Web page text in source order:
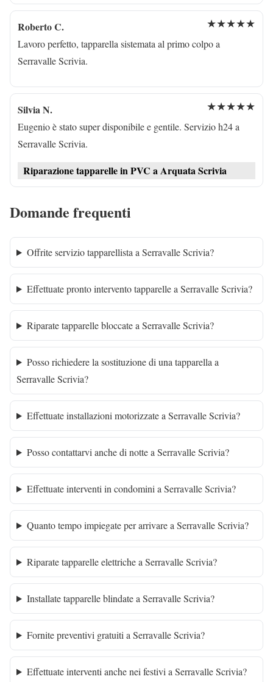
Roberto C. ★★★★★
Lavoro perfetto, tapparella sistemata al primo colpo a
Serravalle Scrivia.
Silvia N. ★★★★★
Eugenio è stato super disponibile e gentile. Servizio h24 a
Serravalle Scrivia.
Riparazione tapparelle in PVC a Arquata Scrivia
Domande frequenti
Offrite servizio tapparellista a Serravalle Scrivia?
Effettuate pronto intervento tapparelle a Serravalle Scrivia?
Riparate tapparelle bloccate a Serravalle Scrivia?
Posso richiedere la sostituzione di una tapparella a
Serravalle Scrivia?
Effettuate installazioni motorizzate a Serravalle Scrivia?
Posso contattarvi anche di notte a Serravalle Scrivia?
Effettuate interventi in condomini a Serravalle Scrivia?
Quanto tempo impiegate per arrivare a Serravalle Scrivia?
Riparate tapparelle elettriche a Serravalle Scrivia?
Installate tapparelle blindate a Serravalle Scrivia?
Fornite preventivi gratuiti a Serravalle Scrivia?
Effettuate interventi anche nei festivi a Serravalle Scrivia?